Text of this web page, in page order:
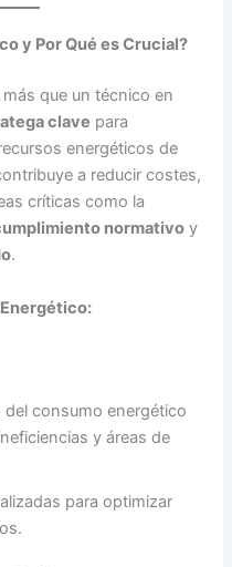
y Por Qué es Crucial?
que un técnico en
clave para
energéticos de
a reducir costes,
críticas como la
normativo y
.
del consumo energético
y áreas de
para optimizar